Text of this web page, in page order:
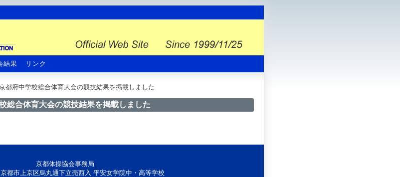
結果 リンク
府中学校総合体育大会の競技結果を掲載しました
合体育大会の競技結果を掲載しました
京都体操協会事務局
都市上京区烏丸通下立売西入 平安女学院中・高等学校